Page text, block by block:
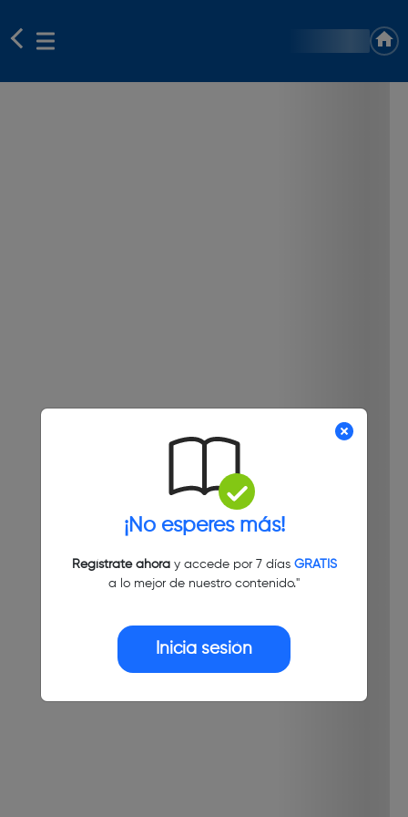
¡No esperes más!
Regístrate ahoray accede por 7 días GRATIS
a lo mejor de nuestro contenido."
Inicia sesión